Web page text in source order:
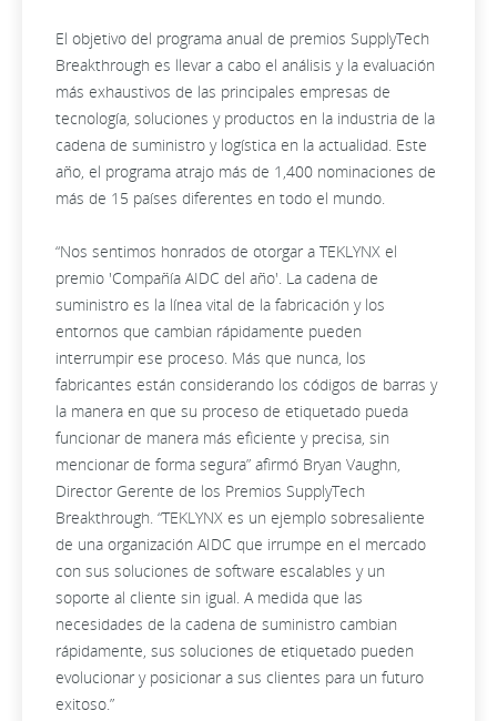
El objetivo del programa anual de premios SupplyTech
Breakthrough es llevar a cabo el análisis y la evaluación
más exhaustivos de las principales empresas de
tecnología, soluciones y productos en la industria de la
cadena de suministro y logística en la actualidad. Este
año, el programa atrajo más de 1,400 nominaciones de
más de 15 países diferentes en todo el mundo.
“Nos sentimos honrados de otorgar a TEKLYNX el
premio 'Compañía AIDC del año'. La cadena de
suministro es la línea vital de la fabricación y los
entornos que cambian rápidamente pueden
interrumpir ese proceso. Más que nunca, los
fabricantes están considerando los códigos de barras y
la manera en que su proceso de etiquetado pueda
funcionar de manera más eficiente y precisa, sin
mencionar de forma segura” afirmó Bryan Vaughn,
Director Gerente de los Premios SupplyTech
Breakthrough. “TEKLYNX es un ejemplo sobresaliente
de una organización AIDC que irrumpe en el mercado
con sus soluciones de software escalables y un
soporte al cliente sin igual. A medida que las
necesidades de la cadena de suministro cambian
rápidamente, sus soluciones de etiquetado pueden
evolucionar y posicionar a sus clientes para un futuro
exitoso.”